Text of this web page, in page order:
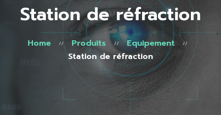
Station de réfraction
Home Produits
Equipement
Station de réfraction